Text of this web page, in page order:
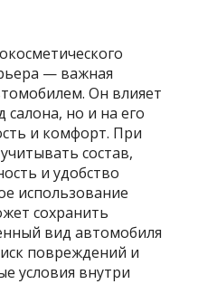
— важная
Он влияет
но и на его
и комфорт. При
состав,
и удобство
использование
сохранить
вид автомобиля
повреждений и
условия внутри